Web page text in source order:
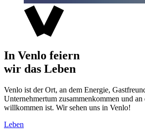
In Venlo feiern
wir das Leben
Venlo ist der Ort, an dem Energie,
Unternehmertum zusammenkommen und
willkommen ist. Wir sehen uns in Venlo!
Leben